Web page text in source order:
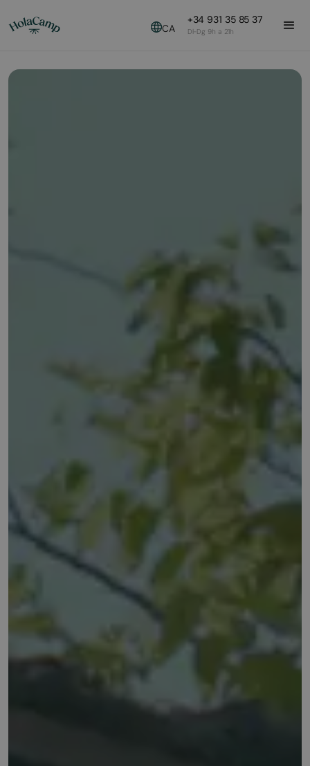
CA
+34 931 35 85 37
Dl-Dg 9h a 21h